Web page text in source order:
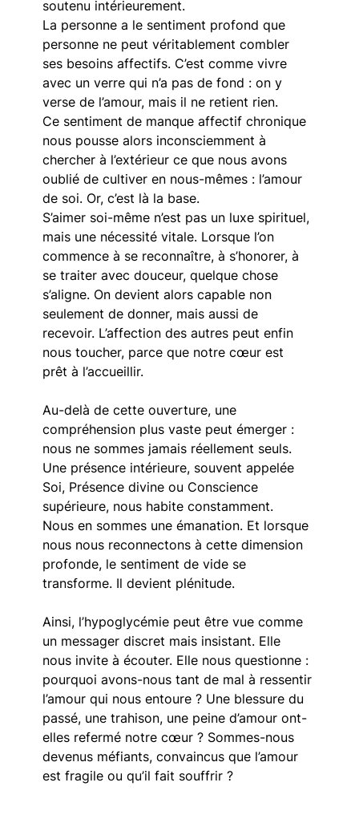
soutenu intérieurement.
La personne a le sentiment profond que
personne ne peut véritablement combler
ses besoins affectifs. C’est comme vivre
avec un verre qui n’a pas de fond : on y
verse de l’amour, mais il ne retient rien.
Ce sentiment de manque affectif chronique
nous pousse alors inconsciemment à
chercher à l’extérieur ce que nous avons
oublié de cultiver en nous-mêmes : l’amour
de soi. Or, c’est là la base.
S’aimer soi-même n’est pas un luxe spirituel,
mais une nécessité vitale. Lorsque l’on
commence à se reconnaître, à s’honorer, à
se traiter avec douceur, quelque chose
s’aligne. On devient alors capable non
seulement de donner, mais aussi de
recevoir. L’affection des autres peut enfin
nous toucher, parce que notre cœur est
prêt à l’accueillir.
Au-delà de cette ouverture, une
compréhension plus vaste peut émerger :
nous ne sommes jamais réellement seuls.
Une présence intérieure, souvent appelée
Soi, Présence divine ou Conscience
supérieure, nous habite constamment.
Nous en sommes une émanation. Et lorsque
nous nous reconnectons à cette dimension
profonde, le sentiment de vide se
transforme. Il devient plénitude.
Ainsi, l’hypoglycémie peut être vue comme
un messager discret mais insistant. Elle
nous invite à écouter. Elle nous questionne :
pourquoi avons-nous tant de mal à ressentir
l’amour qui nous entoure ? Une blessure du
passé, une trahison, une peine d’amour ont-
elles refermé notre cœur ? Sommes-nous
devenus méfiants, convaincus que l’amour
est fragile ou qu’il fait souffrir ?